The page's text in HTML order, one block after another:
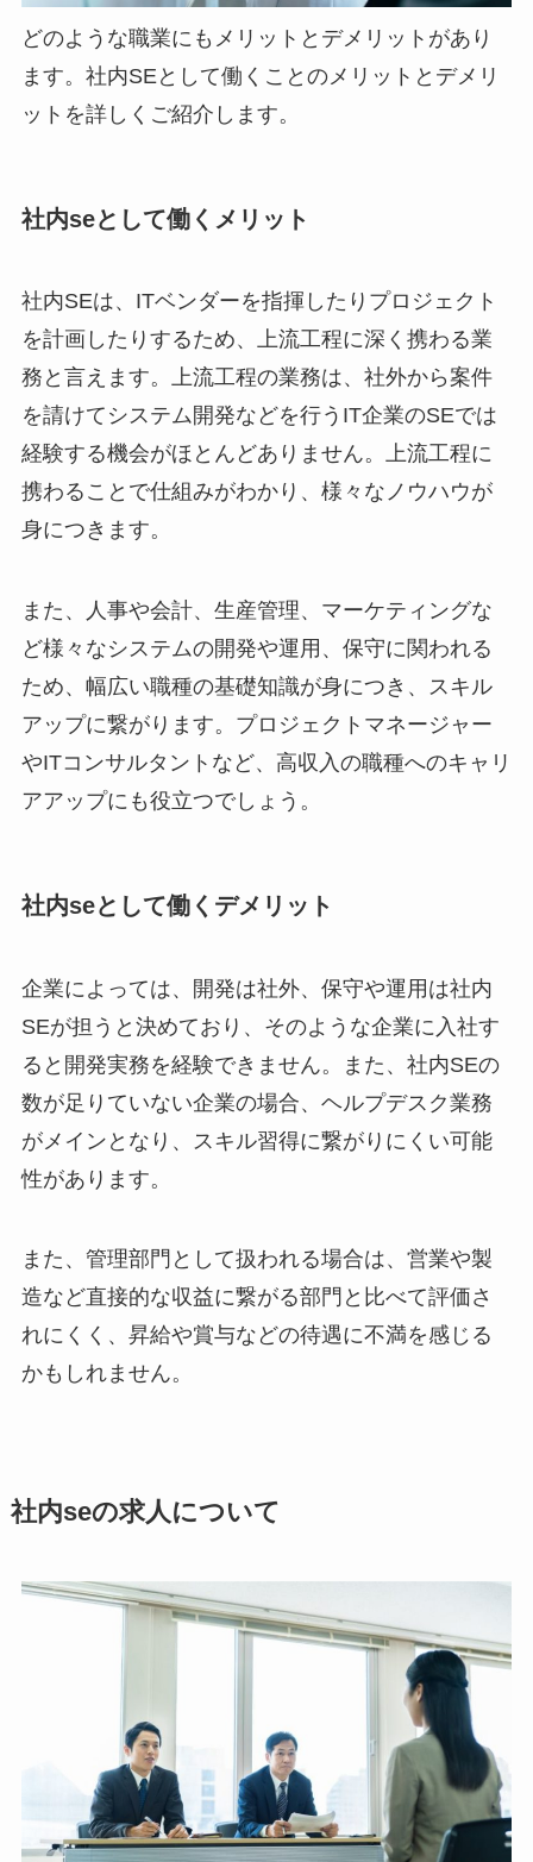
どのような職業にもメリットとデメリットがあり
ます。社内SEとして働くことのメリットとデメリ
ットを詳しくご紹介します。
社内seとして働くメリット
社内SEは、ITベンダーを指揮したりプロジェクト
を計画したりするため、上流工程に深く携わる業
務と言えます。上流工程の業務は、社外から案件
を請けてシステム開発などを行うIT企業のSEでは
経験する機会がほとんどありません。上流工程に
携わることで仕組みがわかり、様々なノウハウが
身につきます。
また、人事や会計、生産管理、マーケティングな
ど様々なシステムの開発や運用、保守に関われる
ため、幅広い職種の基礎知識が身につき、スキル
アップに繋がります。プロジェクトマネージャー
やITコンサルタントなど、高収入の職種へのキャリ
アアップにも役立つでしょう。
社内seとして働くデメリット
企業によっては、開発は社外、保守や運用は社内
SEが担うと決めており、そのような企業に入社す
ると開発実務を経験できません。また、社内SEの
数が足りていない企業の場合、ヘルプデスク業務
がメインとなり、スキル習得に繋がりにくい可能
性があります。
また、管理部門として扱われる場合は、営業や製
造など直接的な収益に繋がる部門と比べて評価さ
れにくく、昇給や賞与などの待遇に不満を感じる
かもしれません。
社内seの求人について